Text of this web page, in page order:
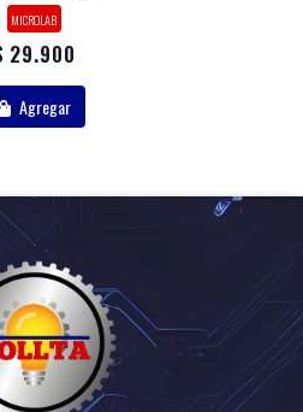
MICROLAB
29.900
Agregar